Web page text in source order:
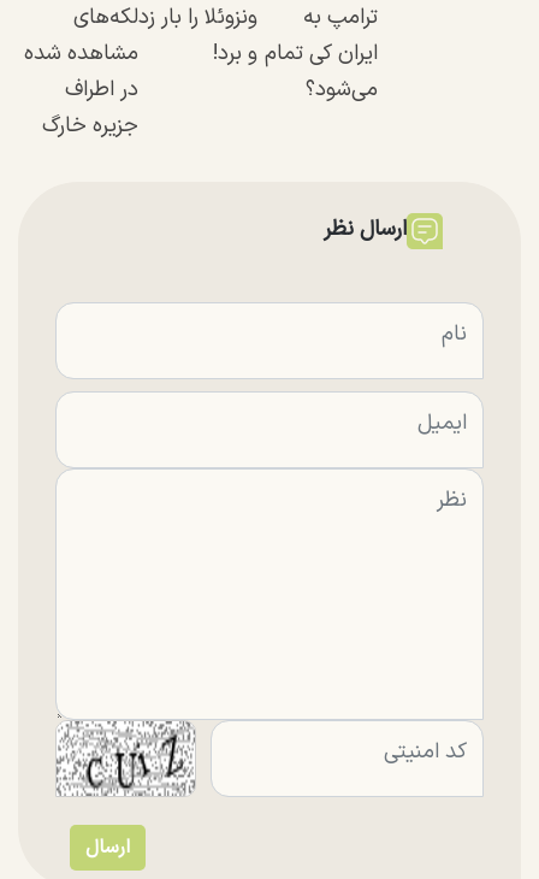
ترامپ به
ایران کی تمام
می‌شود؟
ونزوئلا را بار زد
و برد!
لکه‌های
مشاهده شده
در اطراف
جزیره خارگ
ارسال نظر